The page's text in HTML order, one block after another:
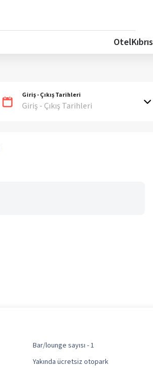
OtelKıbrıs
Giriş - Çıkış Tarihleri
Giriş - Çıkış Tarihleri
Bar/lounge sayısı - 1
Yakında ücretsiz otopark